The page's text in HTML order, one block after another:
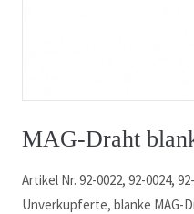
MAG-Draht
Artikel Nr. 92-0022, 92-0024,
Unverkupferte, blanke MAG-